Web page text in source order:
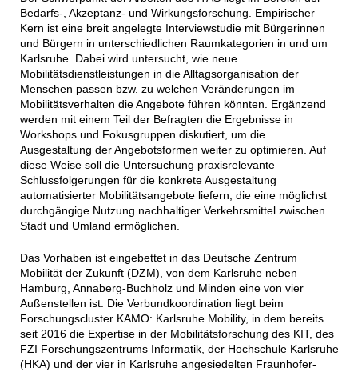
Bedarfs-, Akzeptanz- und Wirkungsforschung. Empirischer
Kern ist eine breit angelegte Interviewstudie mit Bürgerinnen
und Bürgern in unterschiedlichen Raumkategorien in und um
Karlsruhe. Dabei wird untersucht, wie neue
Mobilitätsdienstleistungen in die Alltagsorganisation der
Menschen passen bzw. zu welchen Veränderungen im
Mobilitätsverhalten die Angebote führen könnten. Ergänzend
werden mit einem Teil der Befragten die Ergebnisse in
Workshops und Fokusgruppen diskutiert, um die
Ausgestaltung der Angebotsformen weiter zu optimieren. Auf
diese Weise soll die Untersuchung praxisrelevante
Schlussfolgerungen für die konkrete Ausgestaltung
automatisierter Mobilitätsangebote liefern, die eine möglichst
durchgängige Nutzung nachhaltiger Verkehrsmittel zwischen
Stadt und Umland ermöglichen.
Das Vorhaben ist eingebettet in das Deutsche Zentrum
Mobilität der Zukunft (DZM), von dem Karlsruhe neben
Hamburg, Annaberg-Buchholz und Minden eine von vier
Außenstellen ist. Die Verbundkoordination liegt beim
Forschungscluster KAMO: Karlsruhe Mobility, in dem bereits
seit 2016 die Expertise in der Mobilitätsforschung des KIT, des
FZI Forschungszentrums Informatik, der Hochschule Karlsruhe
(HKA) und der vier in Karlsruhe angesiedelten Fraunhofer-